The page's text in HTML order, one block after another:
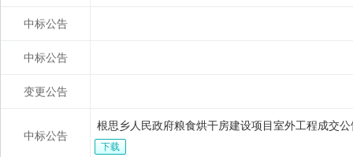
中标公告
中标公告
变更公告
中标公告
根思乡人民政府粮食烘干房建设项目室外工程成交公
下载